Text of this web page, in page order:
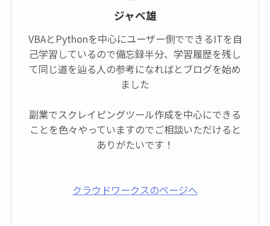
ジャベ雄
VBAとPythonを中心にユーザー側でできるITを自
己学習しているので備忘録半分、学習履歴を残し
て同じ道を辿る人の参考になればとブログを始め
ました
副業でスクレイピングツール作成を中心にできる
ことを色々やっていますのでご相談いただけると
ありがたいです！
クラウドワークスのページへ